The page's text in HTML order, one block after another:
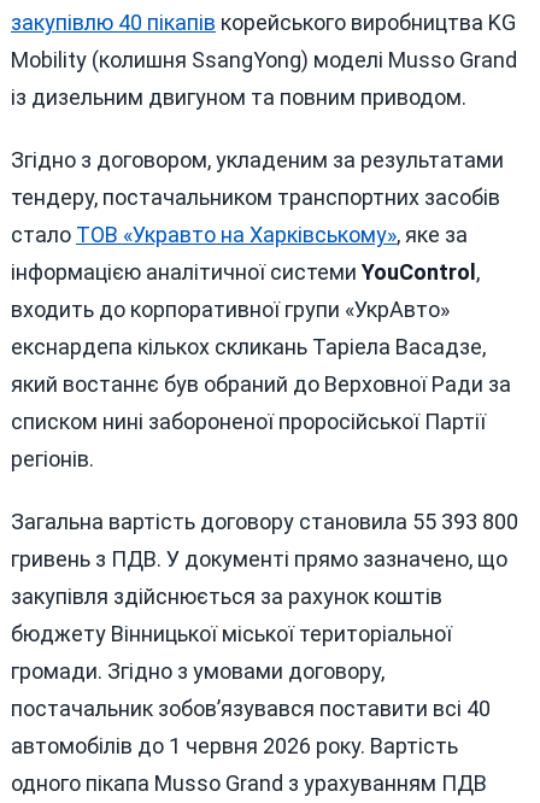
закупівлю 40 пікапів корейського виробництва KG
Mobility (колишня SsangYong) моделі Musso Grand
із дизельним двигуном та повним приводом.
Згідно з договором, укладеним за результатами
тендеру, постачальником транспортних засобів
стало ТОВ «Укравто на Харківському», яке за
інформацією аналітичної системи YouControl ,
входить до корпоративної групи «УкрАвто»
екснардепа кількох скликань Таріела Васадзе,
який востаннє був обраний до Верховної Ради за
списком нині забороненої проросійської Партії
регіонів.
Загальна вартість договору становила 55 393 800
гривень з ПДВ. У документі прямо зазначено, що
закупівля здійснюється за рахунок коштів
бюджету Вінницької міської територіальної
громади. Згідно з умовами договору,
постачальник зобов’язувався поставити всі 40
автомобілів до 1 червня 2026 року. Вартість
одного пікапа Musso Grand з урахуванням ПДВ